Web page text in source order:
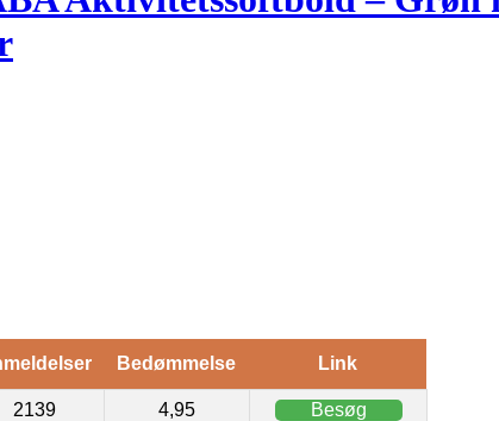
Bedømmelse Link
2139 4,95 Besøg